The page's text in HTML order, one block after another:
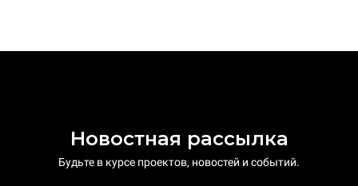
Новостная рассылка
Будьте в курсе проектов, новостей и событий.